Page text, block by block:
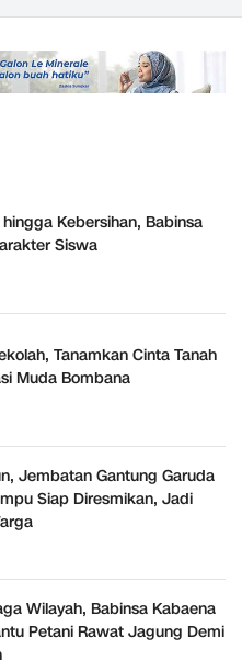
Kebersihan, Babinsa
Siswa
Tanamkan Cinta Tanah
Muda Bombana
Jembatan Gantung Garuda
Siap Diresmikan, Jadi
Wilayah, Babinsa Kabaena
Petani Rawat Jagung Demi